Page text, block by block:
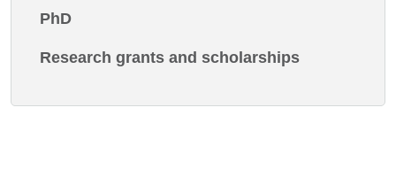
PhD
Research grants and scholarships